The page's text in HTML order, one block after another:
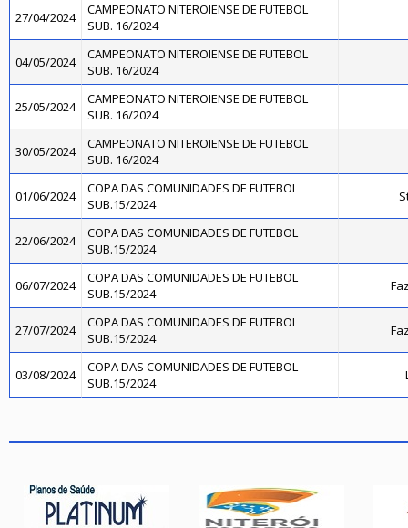
27/04/2024
CAMPEONATO NITEROIENSE DE FUTEBOL
SUB. 16/2024
04/05/2024
CAMPEONATO NITEROIENSE DE FUTEBOL
SUB. 16/2024
25/05/2024
CAMPEONATO NITEROIENSE DE FUTEBOL
SUB. 16/2024
30/05/2024
CAMPEONATO NITEROIENSE DE FUTEBOL
SUB. 16/2024
01/06/2024
COPA DAS COMUNIDADES DE FUTEBOL
SUB.15/2024
22/06/2024
COPA DAS COMUNIDADES DE FUTEBOL
SUB.15/2024
06/07/2024
COPA DAS COMUNIDADES DE FUTEBOL
SUB.15/2024
27/07/2024
COPA DAS COMUNIDADES DE FUTEBOL
SUB.15/2024
03/08/2024
COPA DAS COMUNIDADES DE FUTEBOL
SUB.15/2024